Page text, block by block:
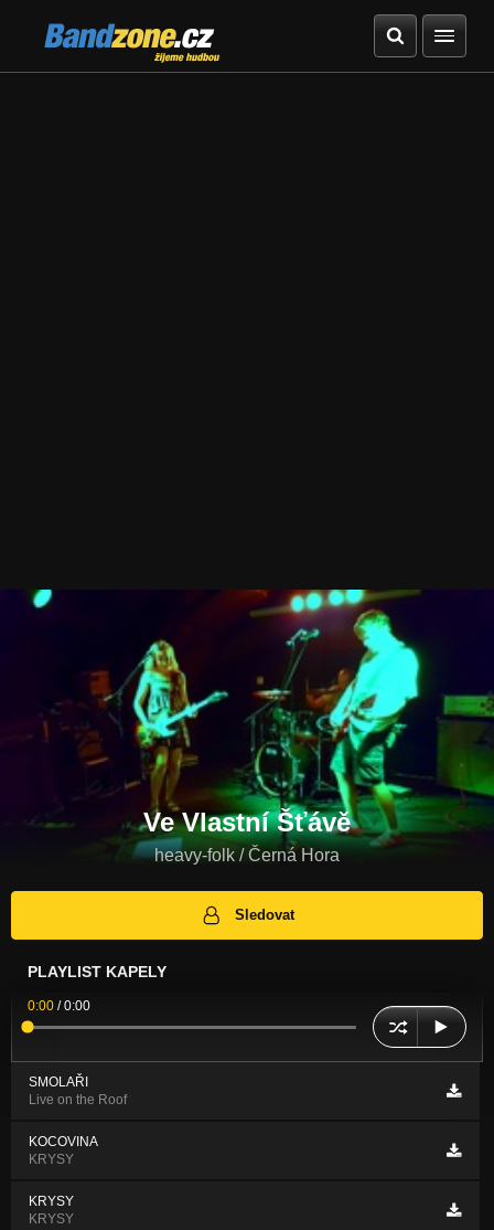
Bandzone.cz
žijeme hudbou
Ve Vlastní Šťávě
heavy-folk / Černá Hora
Sledovat
PLAYLIST KAPELY
0:00 /0:00
SMOLAŘI
Live on the Roof
KOCOVINA
KRYSY
KRYSY
KRYSY